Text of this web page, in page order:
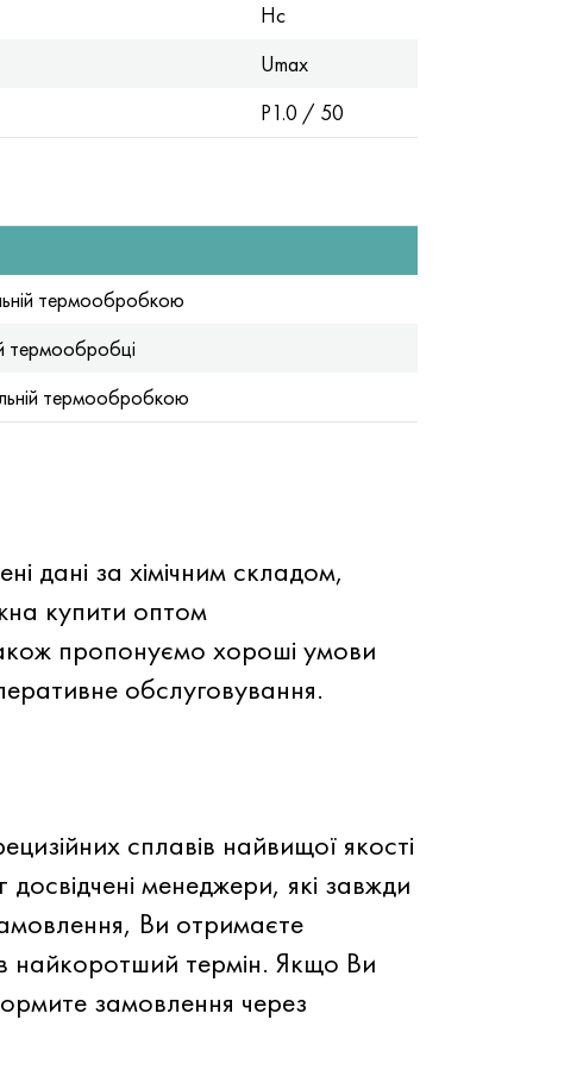
Hc
Umax
P1.0 / 50
термообробкою
термообробці
термообробкою
дані за хімічним складом,
купити оптом
пропонуємо хороші умови
обслуговування.
сплавів найвищої якості
менеджери, які завжди
Ви отримаєте
найкоротший термін. Якщо Ви
замовлення через